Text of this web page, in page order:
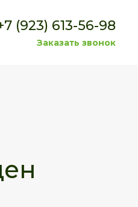
(923) 613-56-98
Заказать звонок